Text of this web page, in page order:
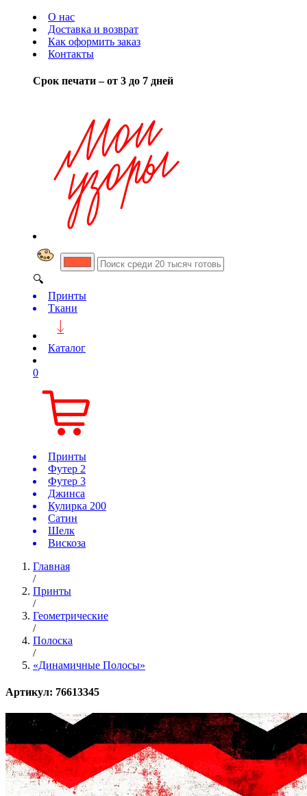
О нас
Доставка и возврат
Как оформить заказ
Контакты
Срок печати – от 3 до 7 дней
🔍
Принты
Ткани
Каталог
0
Принты
Футер 2
Футер 3
Джинса
Кулирка 200
Сатин
Шелк
Вискоза
Главная
/
Принты
/
Геометрические
/
Полоска
/
«Динамичные Полосы»
Артикул: 76613345